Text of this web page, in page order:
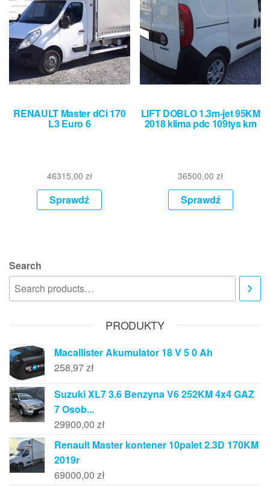
RENAULT Master dCi 170
L3 Euro 6
46315,00 zł
Sprawdź
LIFT DOBLO 1.3m-jet 95KM
2018 klima pdc 109tys km
36500,00zł
Sprawdź
Search
PRODUKTY
Macallister Akumulator 18 V 5 0 Ah
258,97zł
Suzuki XL7 3.6 Benzyna V6 252KM 4x4 GAZ
7 Osob...
29900,00 zł
Renault Master kontener 10palet 2.3D 170KM
2019r
69000,00 zł